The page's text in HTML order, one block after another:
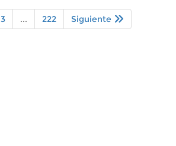
3 ... 222 Siguiente